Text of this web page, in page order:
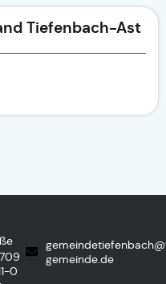
Tiefenbach-Ast
0
gemeinde.de